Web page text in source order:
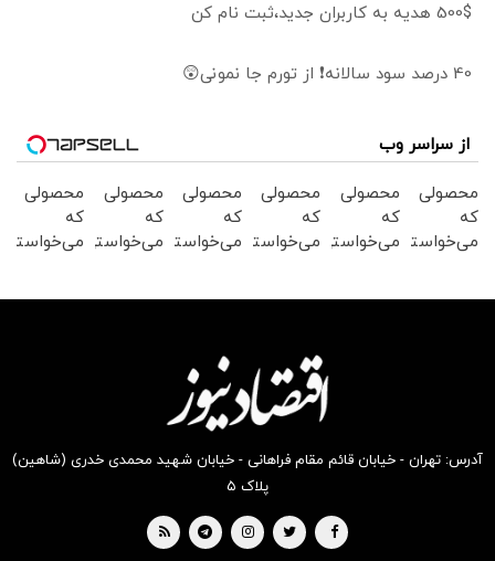
500$ هدیه به کاربران جدید،ثبت نام کن
40 درصد سود سالانه❗ از تورم جا نمونی😲
از سراسر وب
محصولی
که
می‌خواستی
محصولی
که
می‌خواستی
محصولی
که
می‌خواستی
بخر !
محصولی
که
می‌خواستی
بخر !
محصولی
که
می‌خواستی
محصولی
که
می‌خواستی
آدرس: تهران - خیابان قائم مقام فراهانی - خیابان شهید محمدی خدری (شاهین)
پلاک ۵